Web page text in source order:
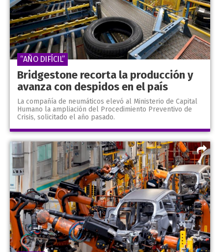
Bridgestone recorta la producción y
avanza con despidos en el país
La compañía de neumáticos elevó al Ministerio de Capital
Humano la ampliación del Procedimiento Preventivo de
Crisis, solicitado el año pasado.
“AÑO DIFÍCIL”